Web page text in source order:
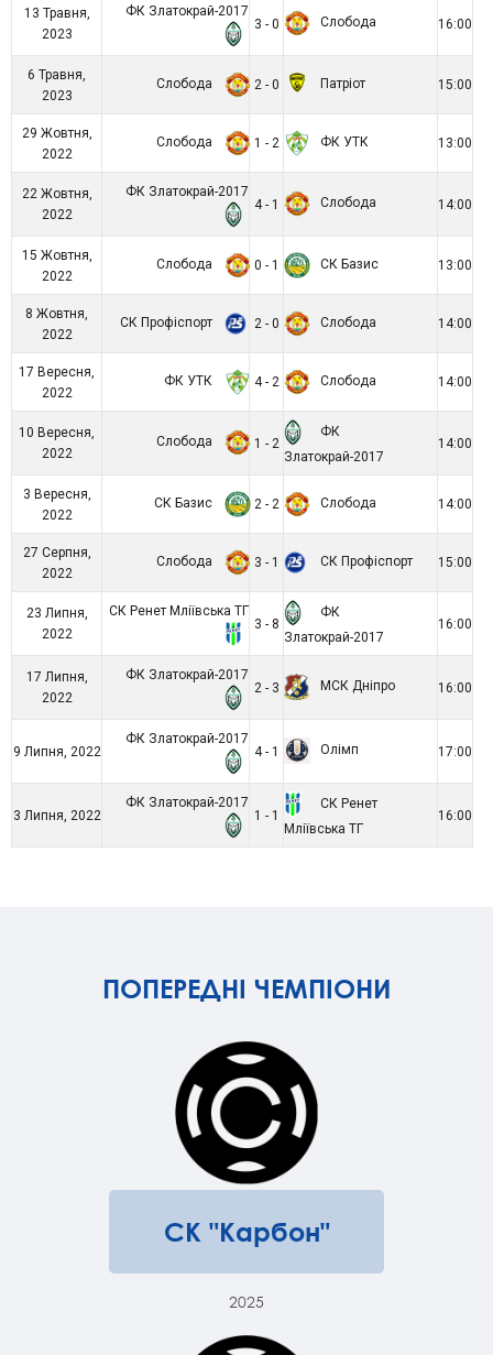
13 Травня,
2023
ФК Златокрай-2017
3 - 0
Слобода 16:00
6 Травня,
2023
Слобода 2 - 0 Патріот 15:00
29 Жовтня,
2022
Слобода 1 - 2 ФК УТК 13:00
22 Жовтня,
2022
ФК Златокрай-2017
4 - 1
Слобода 14:00
15 Жовтня,
2022
Слобода 0 - 1 СК Базис 13:00
8 Жовтня,
2022
СК Профіспорт 2 - 0 Слобода 14:00
17 Вересня,
2022
ФК УТК 4 - 2 Слобода 14:00
10 Вересня,
2022
Слобода 1 - 2
ФК
Златокрай-2017
14:00
3 Вересня,
2022
СК Базис 2 - 2 Слобода 14:00
27 Серпня,
2022
Слобода 3 - 1 СК Профіспорт 15:00
23 Липня,
2022
СК Ренет Мліївська ТГ
3 - 8
ФК
Златокрай-2017
16:00
17 Липня,
2022
ФК Златокрай-2017
2 - 3
МСК Дніпро 16:00
9 Липня, 2022
ФК Златокрай-2017
4 - 1
Олімп 17:00
3 Липня, 2022
ФК Златокрай-2017
1 - 1
СК Ренет
Мліївська ТГ
16:00
ПОПЕРЕДНІ ЧЕМПІОНИ
СК "Карбон"
2025